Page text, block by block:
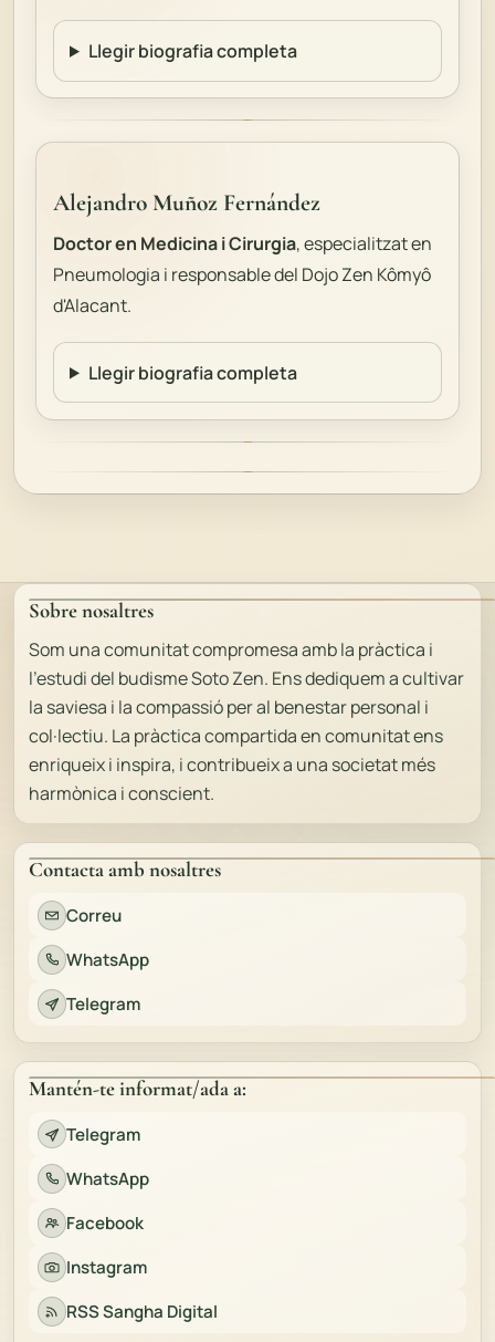
Llegir biografia completa
Alejandro Muñoz Fernández
Doctor en Medicina i Cirurgia, especialitzat en
Pneumologia i responsable del Dojo Zen Kômyô
d'Alacant.
Llegir biografia completa
Sobre nosaltres
Som una comunitat compromesa amb la pràctica i
l'estudi del budisme Soto Zen. Ens dediquem a cultivar
la saviesa i la compassió per al benestar personal i
col·lectiu. La pràctica compartida en comunitat ens
enriqueix i inspira, i contribueix a una societat més
harmònica i conscient.
Contacta amb nosaltres
Correu
WhatsApp
Telegram
Mantén-te informat/ada a:
Telegram
WhatsApp
Facebook
Instagram
RSS Sangha Digital